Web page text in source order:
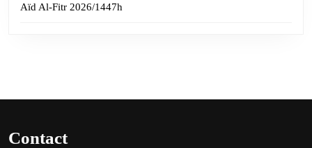
Aïd Al-Fitr 2026/1447h
Contact